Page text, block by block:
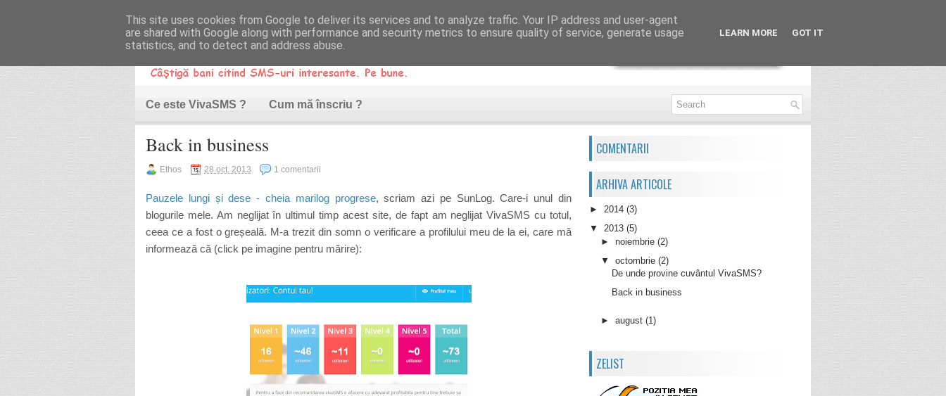
VivaSMS
O modalitate de a câștiga bani primind SMS-uri interesante
Ce este VivaSMS ? Cum mă înscriu ?
Back in business
Ethos 28 oct. 2013 1 comentarii
Pauzele lungi și dese - cheia marilog progrese, scriam azi pe SunLog. Care-i unul din
blogurile mele. Am neglijat în ultimul timp acest site, de fapt am neglijat VivaSMS cu totul,
ceea ce a fost o greșeală. M-a trezit din somn o verificare a profilului meu de la ei, care mă
informează că (click pe imagine pentru mărire):
COMENTARII
ARHIVA ARTICOLE
► 2014 (3)
▼ 2013 (5)
► noiembrie (2)
▼ octombrie (2)
De unde provine cuvântul VivaSMS?
Back in business
► august (1)
ZELIST
This site uses cookies from Google to deliver its services and to analyze traffic. Your IP address and user-agent
are shared with Google along with performance and security metrics to ensure quality of service, generate usage
statistics, and to detect and address abuse.
LEARN MORE GOT IT